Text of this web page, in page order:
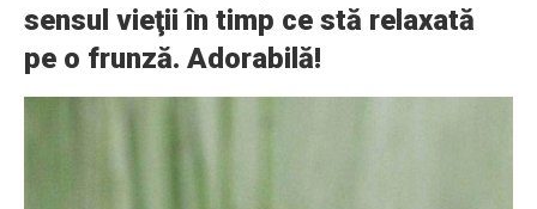
sensul vieţii în timp ce stă relaxată
pe o frunză. Adorabilă!